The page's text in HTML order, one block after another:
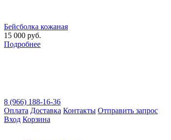
Бейсболка кожаная
15 000 руб.
Подробнее
8 (966) 188-16-36
Оплата Доставка Контакты Отправить запрос
Вход Корзина